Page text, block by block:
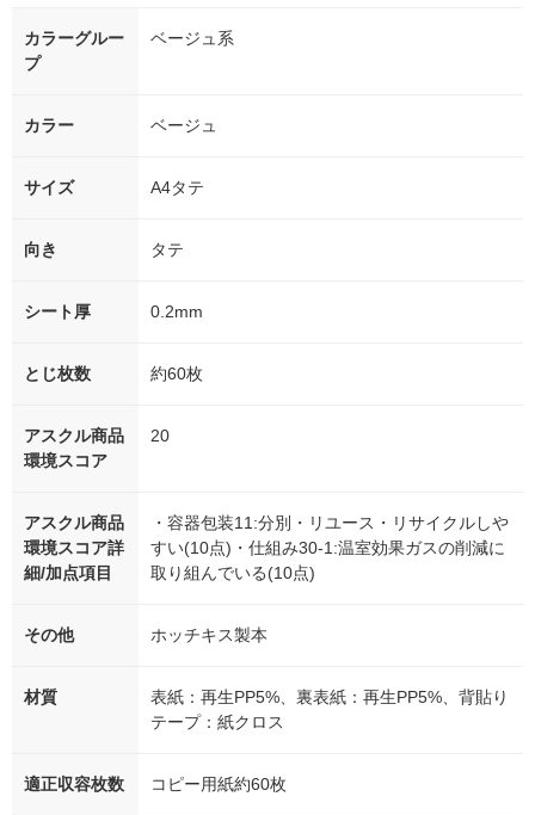
カラーグルー
プ
ベージュ系
カラー ベージュ
サイズ A4タテ
向き タテ
シート厚 0.2mm
とじ枚数 約60枚
アスクル商品
環境スコア
20
アスクル商品
環境スコア詳
細/加点項目
・容器包装11:分別・リユース・リサイクルしや
すい(10点)・仕組み30-1:温室効果ガスの削減に
取り組んでいる(10点)
その他 ホッチキス製本
材質
表紙：再生PP5%、裏表紙：再生PP5%、背貼り
テープ：紙クロス
適正収容枚数 コピー用紙約60枚